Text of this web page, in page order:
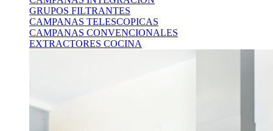
GRUPOS FILTRANTES
CAMPANAS TELESCOPICAS
CAMPANAS CONVENCIONALES
EXTRACTORES COCINA